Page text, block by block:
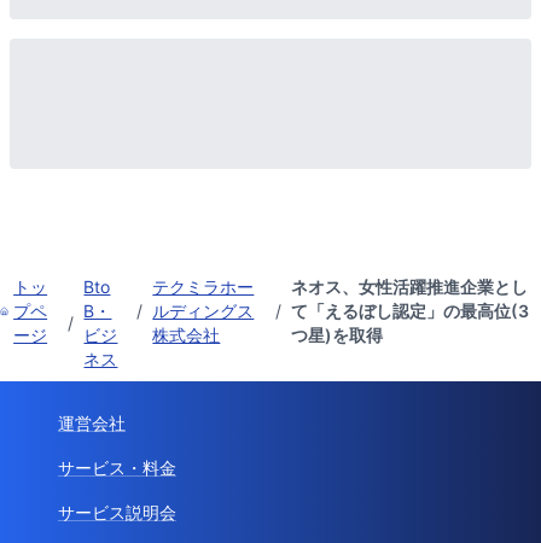
トッ
プペ
ージ
/
Bto
B・
ビジ
ネス
/
テクミラホー
ルディングス
株式会社
/
ネオス、女性活躍推進企業とし
て「えるぼし認定」の最高位(3
つ星)を取得
運営会社
サービス・料金
サービス説明会